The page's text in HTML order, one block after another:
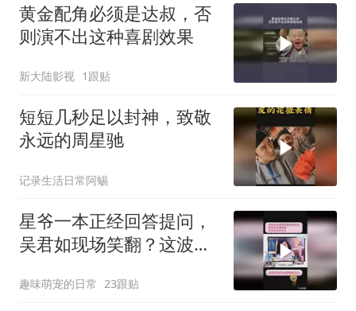
黄金配角必须是达叔，否
则演不出这种喜剧效果
新大陆影视 1跟贴
短短几秒足以封神，致敬
永远的周星驰
记录生活日常阿蜴
星爷一本正经回答提问，
吴君如现场笑翻？这波反
趣味萌宠的日常 23跟贴